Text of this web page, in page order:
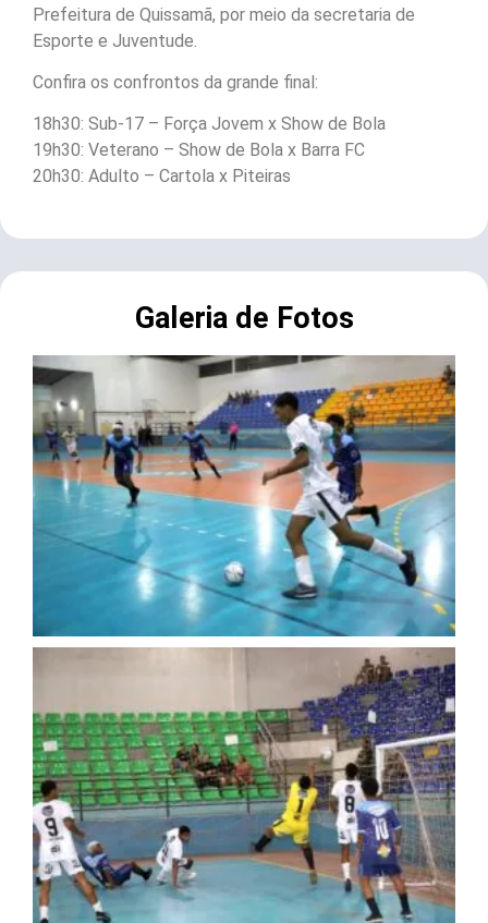
Prefeitura de Quissamã, por meio da secretaria de
Esporte e Juventude.
Confira os confrontos da grande final:
18h30: Sub-17 – Força Jovem x Show de Bola
19h30: Veterano – Show de Bola x Barra FC
20h30: Adulto – Cartola x Piteiras
Galeria de Fotos